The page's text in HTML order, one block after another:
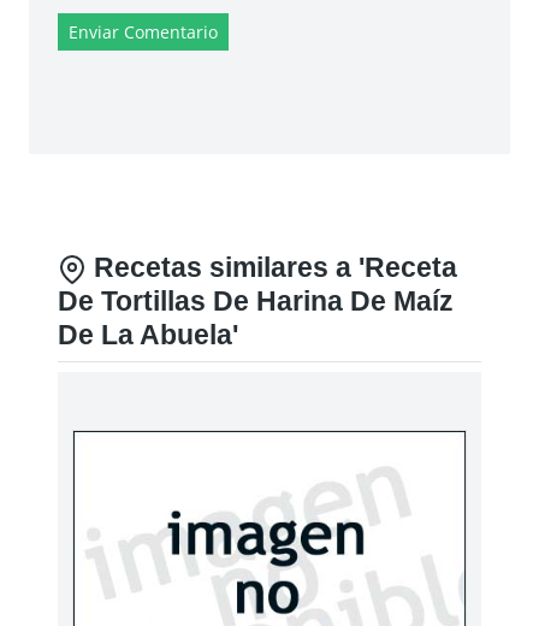
Enviar Comentario
Recetas similares a 'Receta
De Tortillas De Harina De Maíz
De La Abuela'